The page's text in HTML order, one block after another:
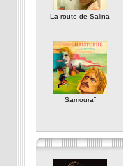
La route de Salina
Samouraï